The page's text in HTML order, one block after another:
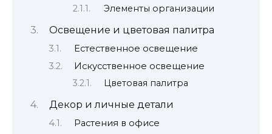
Элементы организации
Освещение и цветовая палитра
Естественное освещение
Искусственное освещение
Цветовая палитра
Декор и личные детали
Растения в офисе